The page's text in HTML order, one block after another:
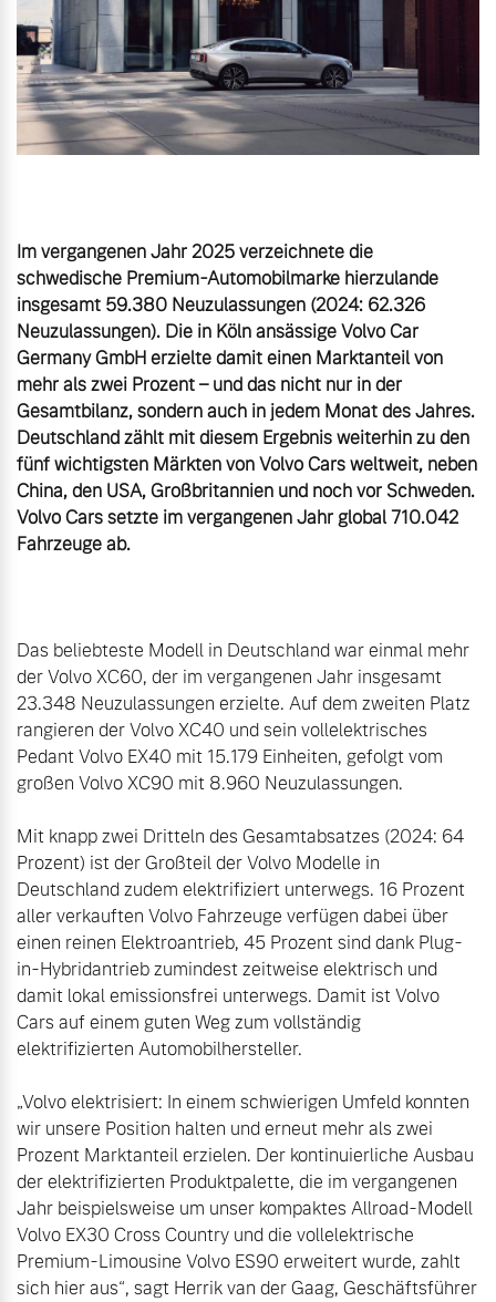
Aktuelle Zubehörangebote
Zubehörkatalog
Aktuelle Serviceangebote
Im vergangenen Jahr 2025 verzeichnete die
schwedische Premium-Automobilmarke hierzulande
insgesamt 59.380 Neuzulassungen (2024: 62.326
Neuzulassungen). Die in Köln ansässige Volvo Car
Germany GmbH erzielte damit einen Marktanteil von
mehr als zwei Prozent – und das nicht nur in der
Gesamtbilanz, sondern auch in jedem Monat des Jahres.
Deutschland zählt mit diesem Ergebnis weiterhin zu den
fünf wichtigsten Märkten von Volvo Cars weltweit, neben
China, den USA, Großbritannien und noch vor Schweden.
Volvo Cars setzte im vergangenen Jahr global 710.042
Fahrzeuge ab.
Das beliebteste Modell in Deutschland war einmal mehr
der Volvo XC60, der im vergangenen Jahr insgesamt
23.348 Neuzulassungen erzielte. Auf dem zweiten Platz
rangieren der Volvo XC40 und sein vollelektrisches
Pedant Volvo EX40 mit 15.179 Einheiten, gefolgt vom
großen Volvo XC90 mit 8.960 Neuzulassungen.
Mit knapp zwei Dritteln des Gesamtabsatzes (2024: 64
Prozent) ist der Großteil der Volvo Modelle in
Deutschland zudem elektrifiziert unterwegs. 16 Prozent
aller verkauften Volvo Fahrzeuge verfügen dabei über
einen reinen Elektroantrieb, 45 Prozent sind dank Plug-
in-Hybridantrieb zumindest zeitweise elektrisch und
damit lokal emissionsfrei unterwegs. Damit ist Volvo
Cars auf einem guten Weg zum vollständig
elektrifizierten Automobilhersteller.
„Volvo elektrisiert: In einem schwierigen Umfeld konnten
wir unsere Position halten und erneut mehr als zwei
Prozent Marktanteil erzielen. Der kontinuierliche Ausbau
der elektrifizierten Produktpalette, die im vergangenen
Jahr beispielsweise um unser kompaktes Allroad-Modell
Volvo EX30 Cross Country und die vollelektrische
Premium-Limousine Volvo ES90 erweitert wurde, zahlt
sich hier aus“, sagt Herrik van der Gaag, Geschäftsführer